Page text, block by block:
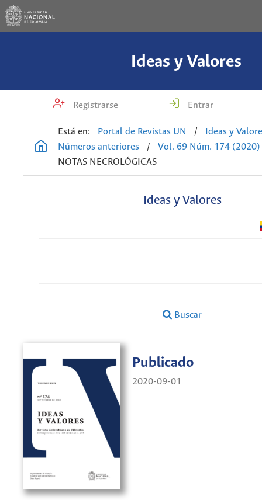
Ideas y Valores
Registrarse Entrar
Está en: Portal de Revistas UN /
Ideas y
Números anteriores
/
Vol. 69 Núm. 174 (2020)
NOTAS NECROLÓGICAS
Ideas y Valores
Buscar
Publicado
2020-09-01